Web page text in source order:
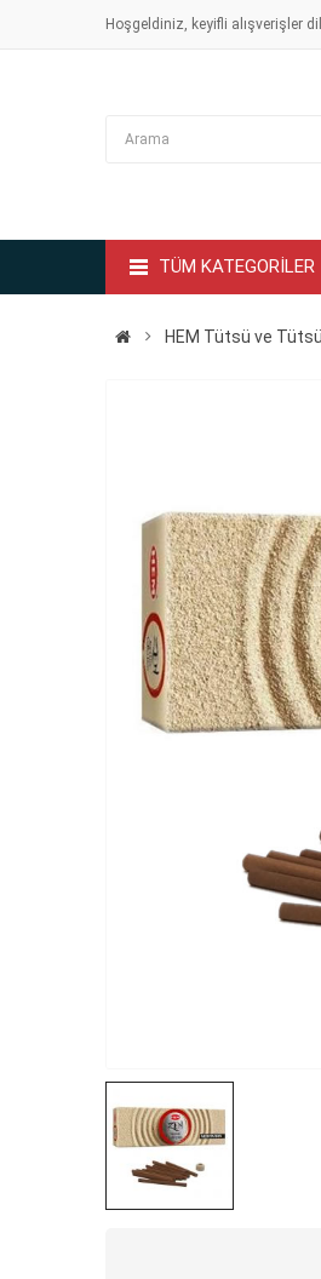
Hoşgeldiniz, keyifli alışverişler
TÜM KATEGORİLER
HEM Tütsü ve